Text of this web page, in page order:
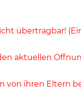
übertragbar!
aktuellen
von ihren Eltern